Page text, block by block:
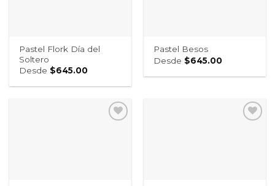
Pastel Flork Día del
Soltero
Desde $645.00
Pastel Besos
Desde $645.00